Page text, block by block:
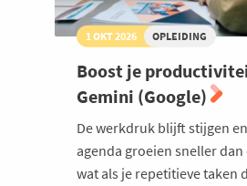
1 OKT 2026 OPLEIDING
Boost je
Gemini (Google)
De werkdruk blijft stijgen
agenda groeien sneller
wat als je repetitieve taken